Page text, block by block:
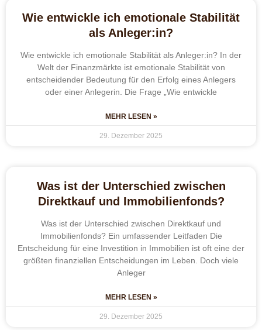
Wie entwickle ich emotionale Stabilität
als Anleger:in?
Wie entwickle ich emotionale Stabilität als Anleger:in? In der
Welt der Finanzmärkte ist emotionale Stabilität von
entscheidender Bedeutung für den Erfolg eines Anlegers
oder einer Anlegerin. Die Frage „Wie entwickle
MEHR LESEN »
29. Dezember 2025
Was ist der Unterschied zwischen
Direktkauf und Immobilienfonds?
Was ist der Unterschied zwischen Direktkauf und
Immobilienfonds? Ein umfassender Leitfaden Die
Entscheidung für eine Investition in Immobilien ist oft eine der
größten finanziellen Entscheidungen im Leben. Doch viele
Anleger
MEHR LESEN »
29. Dezember 2025